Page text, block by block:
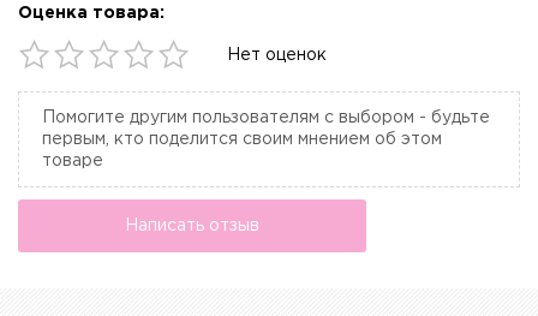
Оценка товара:
Нет оценок
Помогите другим пользователям с выбором - будьте
первым, кто поделится своим мнением об этом
товаре
Написать отзыв